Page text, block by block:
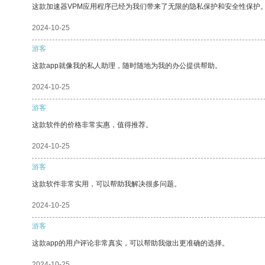
这款加速器VPM应用程序已经为我们带来了无限的隐私保护和安全性保护
2024-10-25
游客
这款app就像我的私人助理，随时随地为我的办公提供帮助。
2024-10-25
游客
这款软件的价格非常实惠，值得推荐。
2024-10-25
游客
这款软件非常实用，可以帮助我解决很多问题。
2024-10-25
游客
这款app的用户评论非常真实，可以帮助我做出更准确的选择。